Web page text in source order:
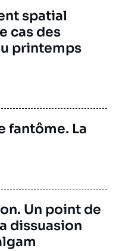
spatial
cas des
printemps
fantôme. La
Un point de
dissuasion